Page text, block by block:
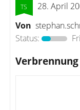
28. April
Von
Status: